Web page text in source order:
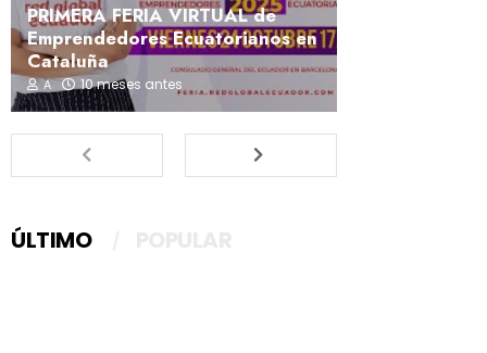
PRIMERA FERIA VIRTUAL de
Emprendedores Ecuatorianos en
Cataluña
A 10 meses antes
ÚLTIMO